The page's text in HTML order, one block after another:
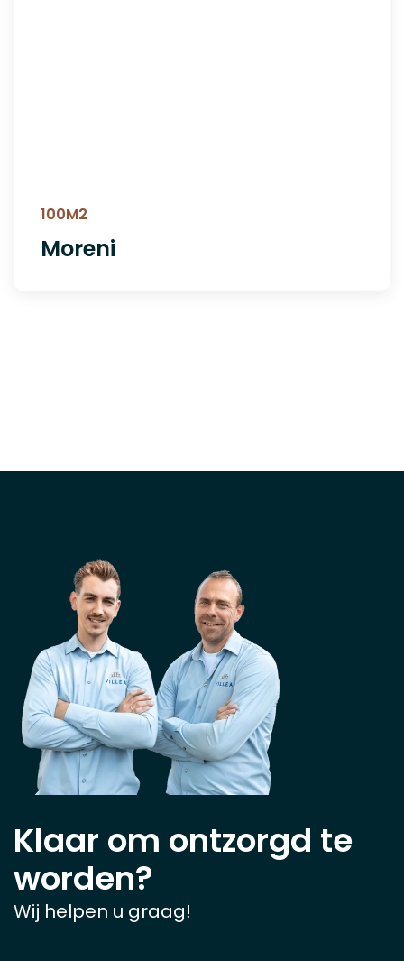
100M2
Moreni
Klaar om ontzorgd te
worden?
Wij helpen u graag!